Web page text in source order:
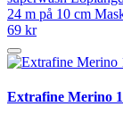
24 m på 10 cm
69 kr
Extrafine Merino